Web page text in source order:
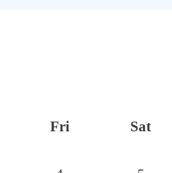
Fri Sat